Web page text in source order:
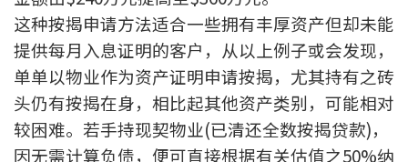
按市新闻
统计数据库
按揭快趣智识
按揭智库
这种按揭申请方法适合一些拥有丰厚资产但却未能
提供每月入息证明的客户，从以上例子或会发现，
单单以物业作为资产证明申请按揭，尤其持有之砖
头仍有按揭在身，相比起其他资产类别，可能相对
较困难。若手持现契物业(已清还全数按揭贷款)，
因无需计算负债，便可直接根据有关估值之50%纳